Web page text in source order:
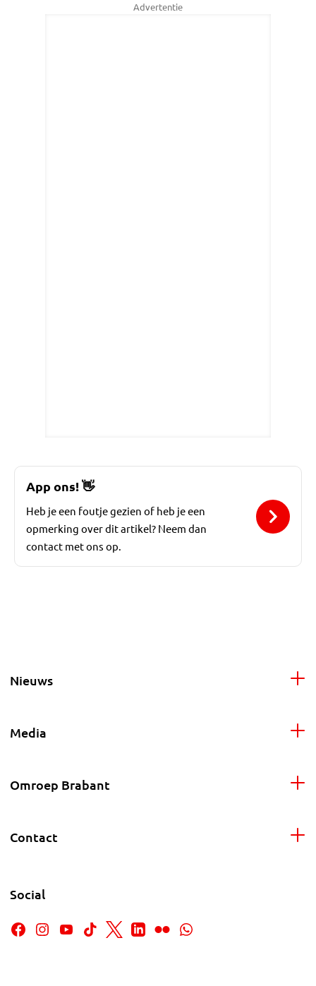
Advertentie
App ons!👋
Heb je een foutje gezien of heb je een
opmerking over dit artikel? Neem dan
contact met ons op.
Nieuws
Media
Omroep Brabant
Contact
Social